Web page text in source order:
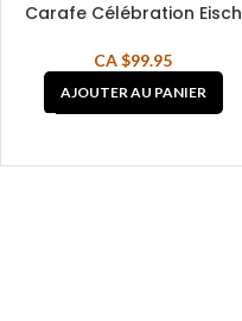
Carafe Célébration Eisch
CA $99.95
AJOUTER AU PANIER